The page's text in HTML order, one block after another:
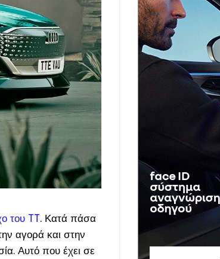
του TT. Κατά πάσα
αγορά και στην
Αυτό που έχει σε